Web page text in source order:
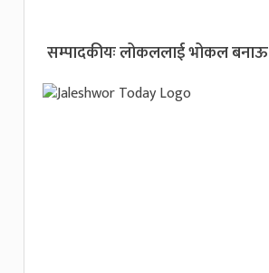
सम्पादकीयः लोकललाई भोकल बनाऊ